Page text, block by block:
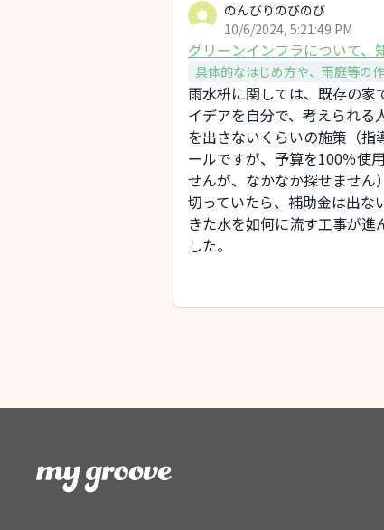
のんびりのびのび
10/6/2024, 5:21:49 PM
グリーンインフラについて、
具体的なはじめ方や、雨庭等の
雨水枡に関しては、既存の
イデアを自分で、考えられ
を出さないくらいの施策（
ールですが、予算を100％使
せんが、なかなか探せませ
切っていたら、補助金は出
きた水を如何に流す工事が
した。